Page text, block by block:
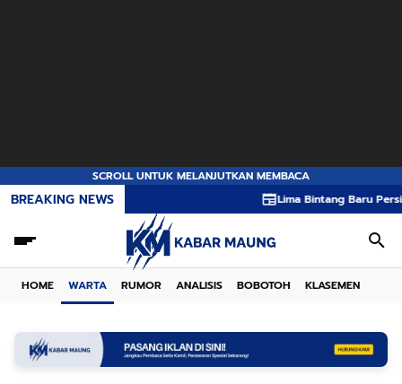
SCROLL UNTUK MELANJUTKAN MEMBACA
BREAKING NEWS Lima Bintang Baru Persib di
HOME WARTA RUMOR ANALISIS BOBOTOH KLASEMEN